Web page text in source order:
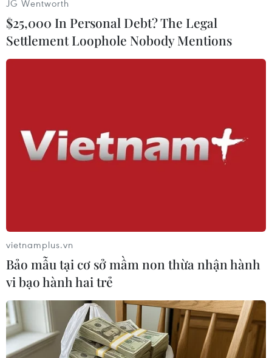
Phần lớn than đá của Ukraine được sản xuất ở
miền Đông, nơi các cuộc giao tranh đã diễn ra
nhiều năm qua, làm 13.000 người thiệt mạng./.
#Nổ mỏ than Ukraine #Mỏ than
#Công nhân than
#Xung đột tại Ukraine
#Than đá Ukraine
JG Wentworth
$25,000 In Personal Debt? The Legal
Settlement Loophole Nobody Mentions
vietnamplus.vn
Bảo mẫu tại cơ sở mầm non thừa nhận hành
vi bạo hành hai trẻ